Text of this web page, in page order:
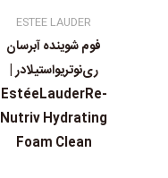
ESTEE LAUDER
فوم شوینده آبرسان
ری‌نوتریواستیلادر |
EstéeLauderRe-
Nutriv Hydrating
Foam Clean